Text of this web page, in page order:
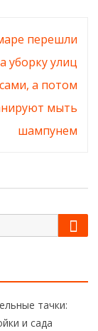
перешли
уборку улиц
а потом
мыть
шампунем
тачки:
и сада